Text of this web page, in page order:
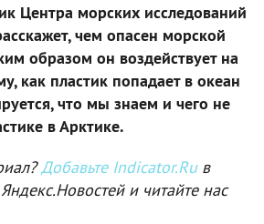
Центра морских исследований
чем опасен морской
образом он воздействует на
как пластик попадает в океан
что мы знаем и чего не
в Арктике.
Добавьте Indicator.Ruв
и читайте нас